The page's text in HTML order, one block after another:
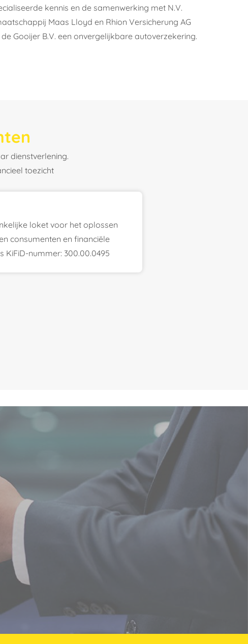
kennis en de samenwerking met N.V.
Maas Lloyd en Rhion Versicherung AG
Gooijer B.V. een onvergelijkbare autoverzekering.
dienstverlening.
toezicht
loket voor het oplossen
consumenten en financiële
KiFiD-nummer: 300.00.0495